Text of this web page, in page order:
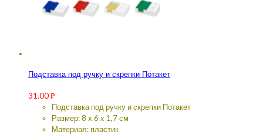
Подставка под ручку и скрепки Потакет
31.00₽
Подставка под ручку и скрепки Потакет
Размер: 8 х 6 х 1,7 см
Материал: пластик